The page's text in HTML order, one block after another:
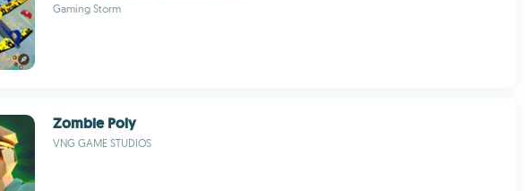
Gaming Storm
Zombie Poly
VNG GAME STUDIOS